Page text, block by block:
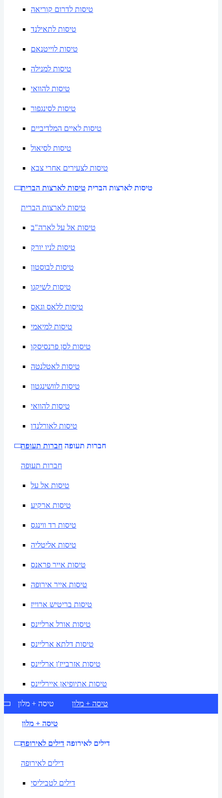
טיסות לדרום קוריאה
טיסות לתאילנד
טיסות לוייטנאם
טיסות למנילה
טיסות להוואי
טיסות לסינגפור
טיסות לאיים המלדיביים
טיסות לסיאול
טיסות לצעירים אחרי צבא
טיסות לארצות הברית טיסות לארצות הברית
טיסות לארצות הברית
טיסות אל על לארה"ב
טיסות לניו יורק
טיסות לבוסטון
טיסות לשיקגו
טיסות ללאס וגאס
טיסות למיאמי
טיסות לסן פרנסיסקו
טיסות לאטלנטה
טיסות לוושינגטון
טיסות להוואי
טיסות לאורלנדו
חברות תעופה חברות תעופה
חברות תעופה
טיסות אל על
טיסות ארקיע
טיסות רד ווינגס
טיסות אליטליה
טיסות אייר פראנס
טיסות אייר אירופה
טיסות בריטיש ארוייז
טיסות אורל ארליינס
טיסות דלתא ארליינס
טיסות אזרבייז'ן ארליינס
טיסות אתיופיאן איירליינס
טיסה + מלון טיסה + מלון
טיסה + מלון
דילים לאירופה דילים לאירופה
דילים לאירופה
דילים לטביליסי